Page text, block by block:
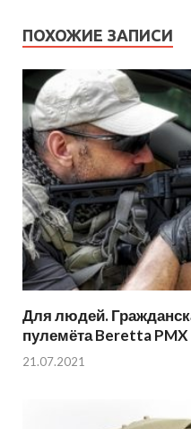
ПОХОЖИЕ ЗАПИСИ
Для людей.
пулемёта Beretta PMX
21.07.2021